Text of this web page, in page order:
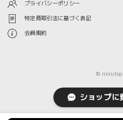
プライバシーポリシー
特定商取引法に基づく表記
会員規約
© mirutopi
ショップに